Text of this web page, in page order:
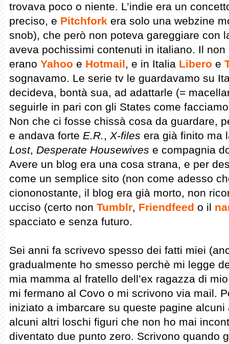
trovava poco o niente. L’indie era un
preciso, e Pitchfork era solo una webzine
snob), che però non poteva gareggiare con
aveva pochissimi contenuti in italiano. Il
erano Yahoo e Hotmail, e in Italia Libero e
sognavamo. Le serie tv le guardavamo su
decideva, bontà sua, ad adattarle (=
seguirle in pari con gli States come
Non che ci fosse chissà cosa da guardare,
e andava forte E.R., X-files era già finito ma
Lost, Desperate Housewives e compagnia
Avere un blog era una cosa strana, e per
come un semplice sito (non come adesso
ciononostante, il blog era già morto, non
ucciso (certo non Tumblr, Friendfeed o il
spacciato e senza futuro.
Sei anni fa scrivevo spesso dei fatti miei
gradualmente ho smesso perchè mi legge
mia mamma al fratello dell’ex ragazza di
mi fermano al Covo o mi scrivono via mail.
iniziato a imbarcare su queste pagine
alcuni altri loschi figuri che non ho mai
diventato due punto zero. Scrivono quando